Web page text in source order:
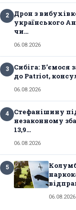
2
Дрон з
українського
чи...
06.08.2026
3
Сибіга: Б’ємося
до Patriot,
06.08.2026
4
Стефанішину
незаконному
13,9...
06.08.2026
5
06.08.2026